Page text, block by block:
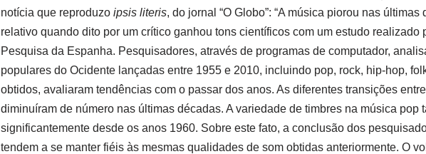
notícia que reproduzo ipsis literis, do jornal “O Globo”: “A música piorou nas
relativo quando dito por um crítico ganhou tons científicos com um estudo
Pesquisa da Espanha. Pesquisadores, através de programas de computador,
populares do Ocidente lançadas entre 1955 e 2010, incluindo pop, rock, hip-hop,
obtidos, avaliaram tendências com o passar dos anos. As diferentes transições
diminuíram de número nas últimas décadas. A variedade de timbres na música pop
significantemente desde os anos 1960. Sobre este fato, a conclusão dos
tendem a se manter fiéis às mesmas qualidades de som obtidas anteriormente. O